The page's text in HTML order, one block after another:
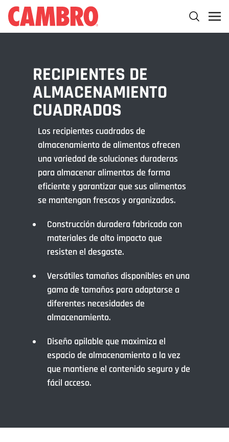
RECIPIENTES DE
ALMACENAMIENTO
CUADRADOS
Los recipientes cuadrados de
almacenamiento de alimentos ofrecen
una variedad de soluciones duraderas
para almacenar alimentos de forma
eficiente y garantizar que sus alimentos
se mantengan frescos y organizados.
Construcción duradera fabricada con
materiales de alto impacto que
resisten el desgaste.
Versátiles tamaños disponibles en una
gama de tamaños para adaptarse a
diferentes necesidades de
almacenamiento.
Diseño apilable que maximiza el
espacio de almacenamiento a la vez
que mantiene el contenido seguro y de
fácil acceso.